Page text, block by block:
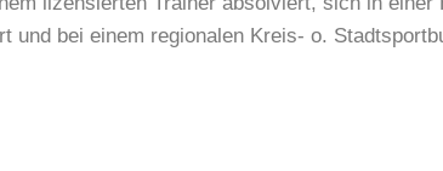
bei einem regionalen Kreis- o.